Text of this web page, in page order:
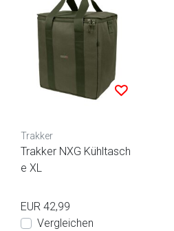
Trakker
Trakker NXG Kühltasch
e XL
EUR 42,99
Vergleichen